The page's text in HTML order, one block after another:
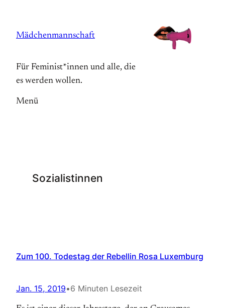
springen
Mädchenmannschaft
Für Feminist*innen und alle, die
es werden wollen.
Menü
Sozialistinnen
Zum 100. Todestag der Rebellin Rosa Luxemburg
Jan. 15, 2019•6 Minuten Lesezeit